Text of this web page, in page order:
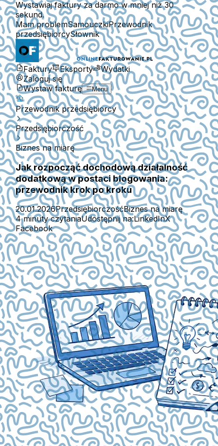
Wystawiaj faktury za darmo w mniej niż 30
sekund.
Mam problemSamouczkiPrzewodnik
przedsiębiorcySłownik
Faktury Eksporty
Wydatki
Zaloguj się
Wystaw fakturę
Menu
Przewodnik przedsiębiorcy
Przedsiębiorczość
Biznes na miarę
Jak rozpocząć dochodową działalność
dodatkową w postaci blogowania:
przewodnik krok po kroku
20.01.2026PrzedsiębiorczośćBiznes na miarę
4 minuty czytaniaUdostępnij na:LinkedInX
Facebook